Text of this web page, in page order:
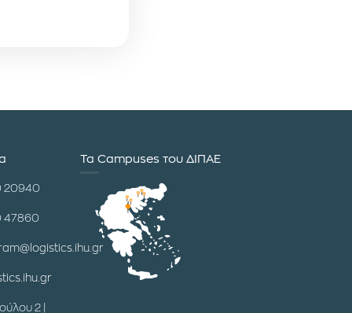
20940
47860
2 |
Τα Campuses του ΔΙΠΑΕ